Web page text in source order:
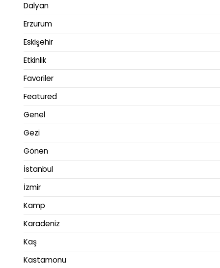
Dalyan
Erzurum
Eskişehir
Etkinlik
Favoriler
Featured
Genel
Gezi
Gönen
İstanbul
İzmir
Kamp
Karadeniz
Kaş
Kastamonu